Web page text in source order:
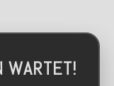
WARTET!